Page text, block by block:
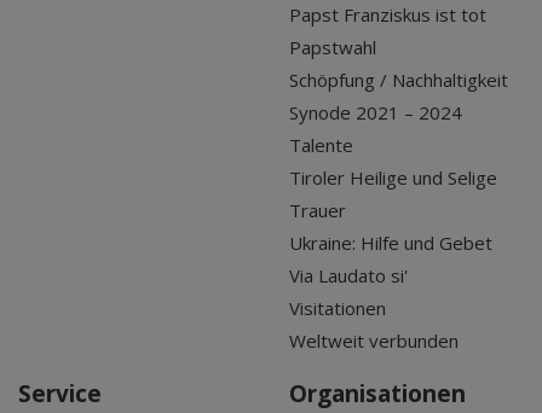
Papst Franziskus ist tot
Papstwahl
Schöpfung / Nachhaltigkeit
Synode 2021 – 2024
Talente
Tiroler Heilige und Selige
Trauer
Ukraine: Hilfe und Gebet
Via Laudato si'
Visitationen
Weltweit verbunden
Service
Organisationen